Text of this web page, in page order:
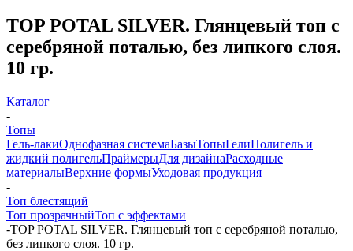
ТОP POTAL SILVER. Глянцевый топ c
серебряной поталью, без липкого слоя.
10 гр.
Каталог
-
Топы
Гель-лакиОднофазная системаБазыТопыГелиПолигель и
жидкий полигельПраймерыДля дизайнаРасходные
материалыВерхние формыУходовая продукция
-
Топ блестящий
Топ прозрачныйТоп с эффектами
-ТОP POTAL SILVER. Глянцевый топ c серебряной поталью,
без липкого слоя. 10 гр.